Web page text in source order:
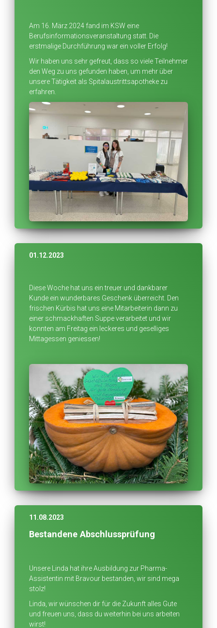
Am 16. März 2024 fand im KSW eine
Berufsinformationsveranstaltung statt. Die
erstmalige Durchführung war ein voller Erfolg!
Wir haben uns sehr gefreut, dass so viele Teilnehmer
den Weg zu uns gefunden haben, um mehr über
unsere Tätigkeit als Spitalaustrittsapotheke zu
erfahren.
01.12.2023
Diese Woche hat uns ein treuer und dankbarer
Kunde ein wunderbares Geschenk überreicht. Den
frischen Kürbis hat uns eine Mitarbeiterin dann zu
einer schmackhaften Suppe verarbeitet und wir
konnten am Freitag ein leckeres und geselliges
Mittagessen geniessen!
11.08.2023
Bestandene Abschlussprüfung
Unsere Linda hat ihre Ausbildung zur Pharma-
Assistentin mit Bravour bestanden, wir sind mega
stolz!
Linda, wir wünschen dir für die Zukunft alles Gute
und freuen uns, dass du weiterhin bei uns arbeiten
wirst!